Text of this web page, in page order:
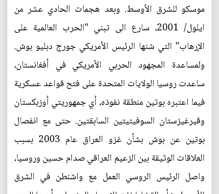
موسكو للشرق الأوسط. وبعد هجمات الحادي عشر من
ايلول/ 2001، سارع الى تبني "الحرب العالمية على
الإرهاب" التي شنها الرئيس الأمريكي جورج دبليو بوش.
ولمساعدة المجهود الحربي الأمريكي في أفغانستان،
ساعدت روسيا الولايات المتحدة على فتح قواعد عسكرية
فيما اعتبره بوتين منطقة نفوذه، أي جمهوريتي أوزبكستان
وقيرغيزستان السوفيتيتين السابقتين. حتى مع انفصال
بوتين عن بوش بشأن غزو العراق عام 2003 بسبب
العلاقات الوثيقة بين الزعيم العراقي صدام حسين وروسيا،
واصل الرئيس الروسي العمل مع واشنطن في الشرق